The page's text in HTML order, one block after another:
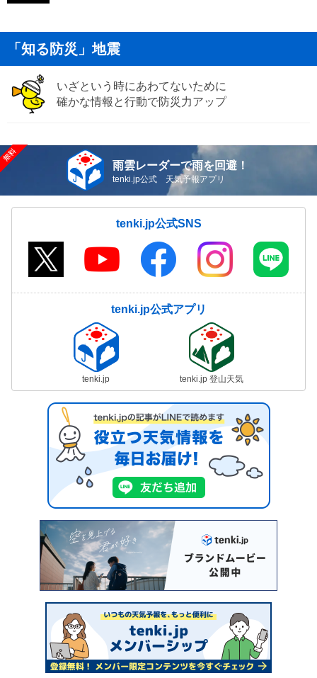
「知る防災」地震
いざという時にあわてないために
確かな情報と行動で防災力アップ
雨雲レーダーで雨を回避！
tenki.jp公式 天気予報アプリ
tenki.jp公式SNS
tenki.jp公式アプリ
tenki.jp tenki.jp 登山天気